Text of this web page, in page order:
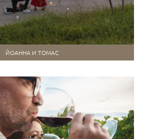
ЙОАННА И ТОМАС